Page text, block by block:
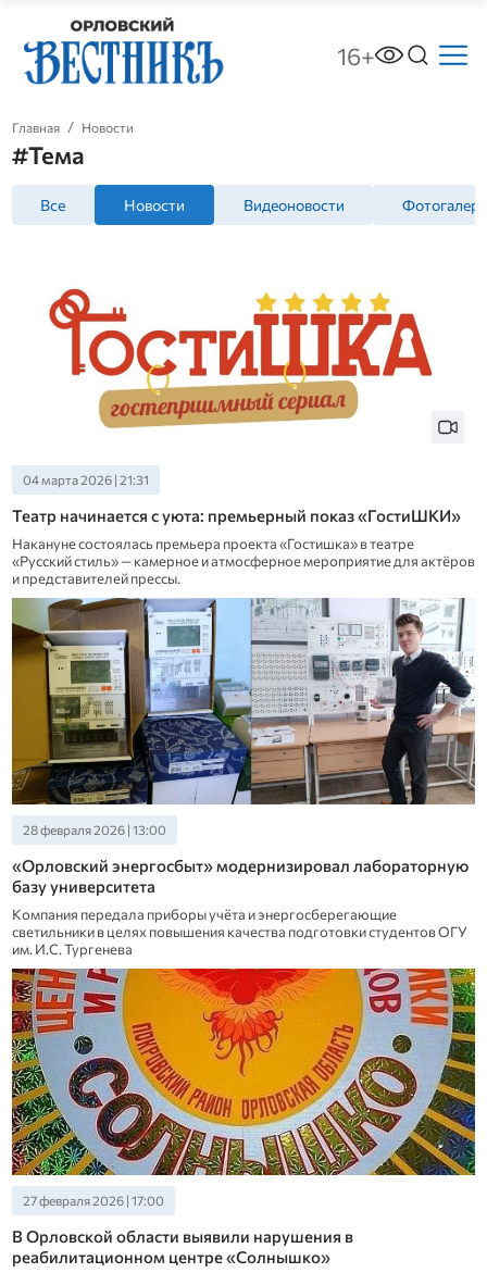
16+
Главная Новости
#Тема
Все Новости Видеоновости
04 марта 2026 | 21:31
Театр начинается с уюта: премьерный показ «ГостиШКИ»
Накануне состоялась премьера проекта «Гостишка» в театре
«Русский стиль» — камерное и атмосферное мероприятие для актёров
и представителей прессы.
28 февраля 2026 | 13:00
«Орловский энергосбыт» модернизировал лабораторную
базу университета
Компания передала приборы учёта и энергосберегающие
светильники в целях повышения качества подготовки студентов ОГУ
им. И.С. Тургенева
27 февраля 2026 | 17:00
В Орловской области выявили нарушения в
реабилитационном центре «Солнышко»